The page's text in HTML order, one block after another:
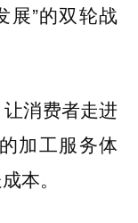
展”的双轮战
消费者走进
加工服务体
本。